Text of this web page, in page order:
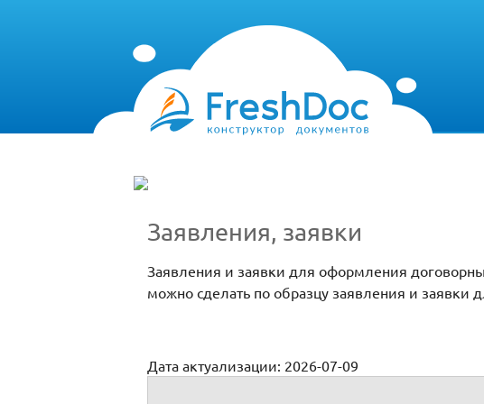
Заявления, заявки
Заявления и заявки для оформления
можно сделать по образцу заявления и заявки
Дата актуализации: 2026-07-09